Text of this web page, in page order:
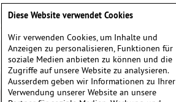
Diese Website verwendet Cookies
Wir verwenden Cookies, um Inhalte und
Anzeigen zu personalisieren, Funktionen für
soziale Medien anbieten zu können und die
Zugriffe auf unsere Website zu analysieren.
Ausserdem geben wir Informationen zu Ihrer
Verwendung unserer Website an unsere